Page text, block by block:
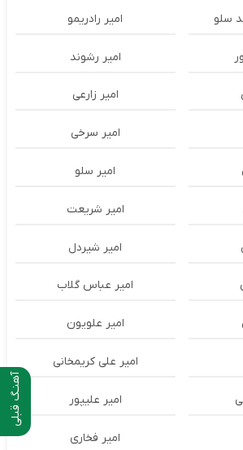
آهنـگ قبلی
سلو امیر رادریمو
امیر رشوند
امیر زارعی
امیر سرخی
امیر سلو
امیر شریعت
امیر شیردل
امیر عباس گلاب
امیر علویون
امیر علی کریمخانی
امیر علیپور
امیر فخاری